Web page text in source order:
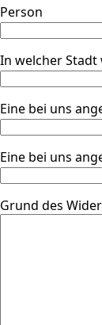
Person
In welcher
Eine bei uns
Eine bei uns
Grund des